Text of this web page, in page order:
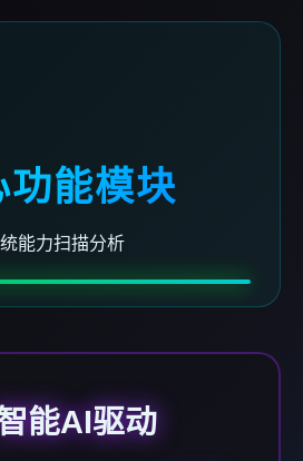
功能模块
能力扫描分析
能AI驱动